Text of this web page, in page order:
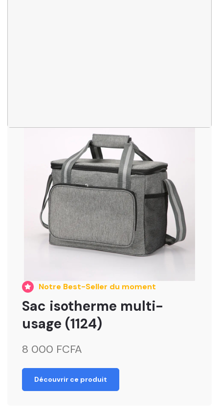
Minoxidil + Dermaroller : Une Puissance Combinée pour
des Résultats Accélérés
16 500 FCFA
Notre Best-Seller du moment
Sac isotherme multi-
usage (1124)
8 000 FCFA
Découvrir ce produit